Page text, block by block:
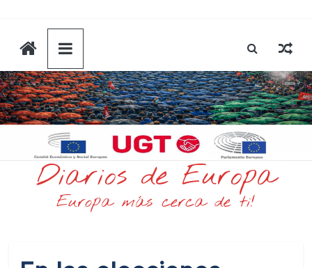
contenido
Diarios de Europa
Europa más cerca de ti!